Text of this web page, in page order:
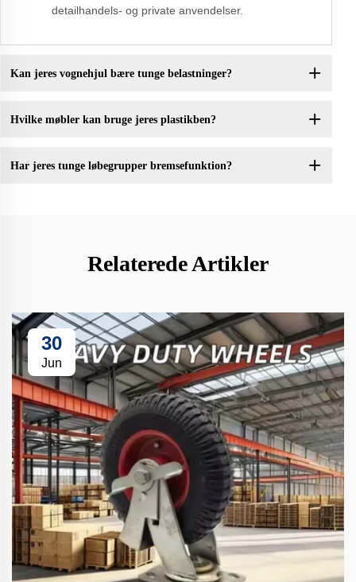
detailhandels- og private anvendelser.
Kan jeres vognehjul bære tunge belastninger?
Hvilke møbler kan bruge jeres plastikben?
Har jeres tunge løbegrupper bremsefunktion?
Relaterede Artikler
30
Jun